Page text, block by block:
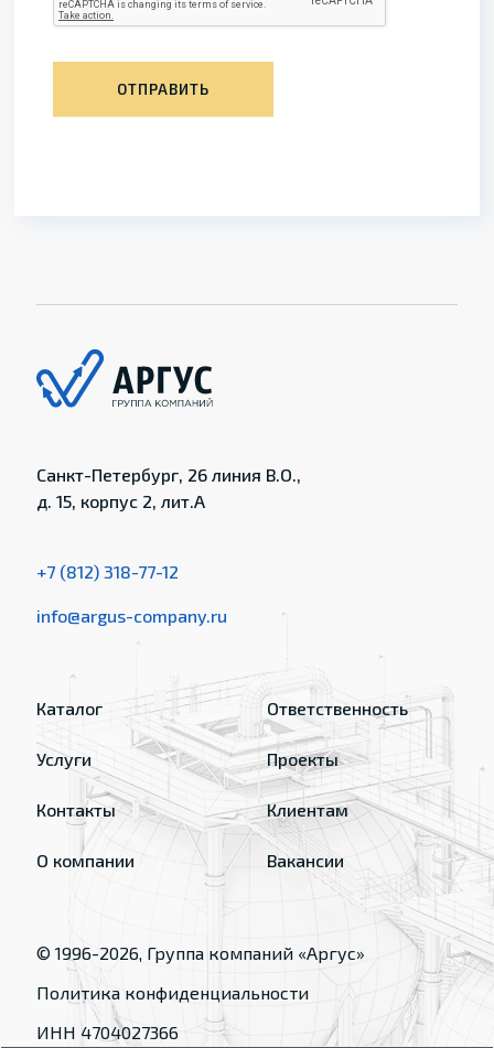
ОТПРАВИТЬ
Санкт-Петербург, 26 линия В.О.,
д. 15, корпус 2, лит.А
+7 (812) 318-77-12
info@argus-company.ru
Каталог
Услуги
Контакты
О компании
Ответственность
Проекты
Клиентам
Вакансии
© 1996-2026, Группа компаний «Аргус»
Политика конфиденциальности
ИНН 4704027366